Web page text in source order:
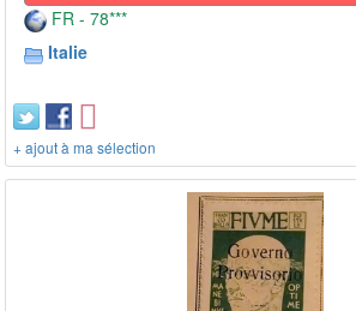
FR - 78***
Italie
+ ajout à ma sélection